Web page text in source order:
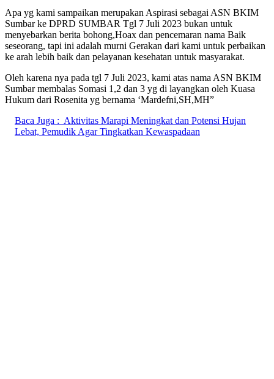
Apa yg kami sampaikan merupakan Aspirasi sebagai ASN BKIM
Sumbar ke DPRD SUMBAR Tgl 7 Juli 2023 bukan untuk
menyebarkan berita bohong,Hoax dan pencemaran nama Baik
seseorang, tapi ini adalah murni Gerakan dari kami untuk perbaikan
ke arah lebih baik dan pelayanan kesehatan untuk masyarakat.
Oleh karena nya pada tgl 7 Juli 2023, kami atas nama ASN BKIM
Sumbar membalas Somasi 1,2 dan 3 yg di layangkan oleh Kuasa
Hukum dari Rosenita yg bernama ‘Mardefni,SH,MH”
Baca Juga : Aktivitas Marapi Meningkat dan Potensi Hujan
Lebat, Pemudik Agar Tingkatkan Kewaspadaan